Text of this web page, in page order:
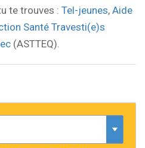
te trouves : Tel-jeunes, Aide
Santé Travesti(e)s
(ASTTEQ).